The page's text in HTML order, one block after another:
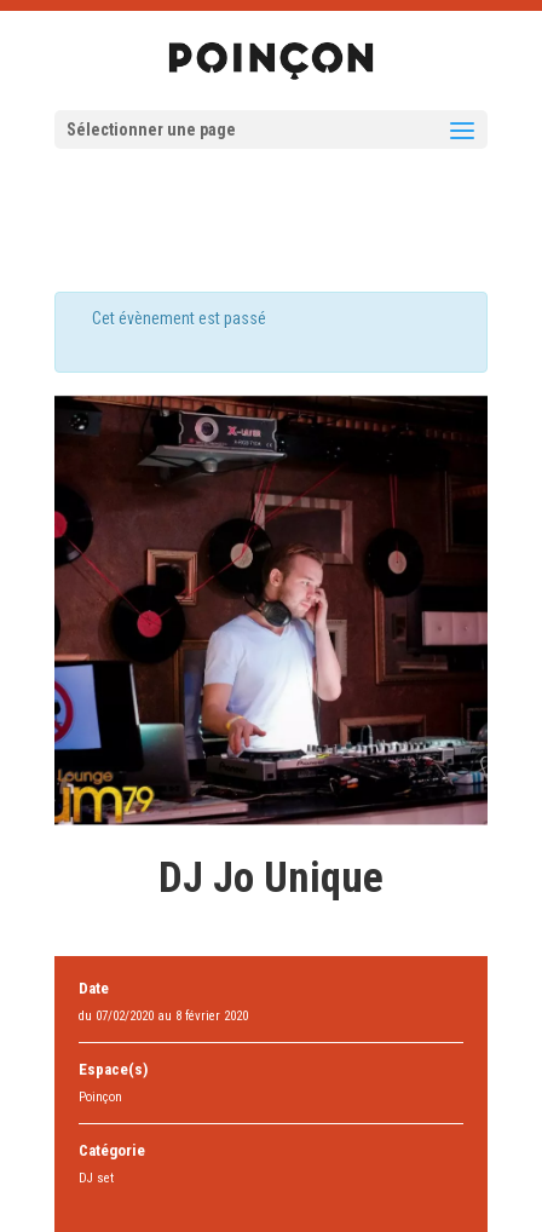
Sélectionner une page
Cet évènement est passé
DJ Jo Unique
Date
du 07/02/2020 au 8 février 2020
Espace(s)
Poinçon
Catégorie
DJ set